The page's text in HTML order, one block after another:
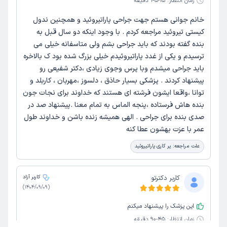
سینوس لیفت
عمل بای پس معده
جراحی پاراتیروئید
جراحی غده پاروتید
خانم جوانی هستم جهت جراحی پاراتیروئید و همچنین ندول
کیستی تیروئید مراجعه کردم . با وجود اینکه دو سال قبل به
بنده گفته بودند که باید جراحی بشم ولی متاسفانه خیلی می
ترسیدم و یکی از غدد پاراتیروئیدم خیلی بزرگ شده بود ک بالاخره
باید جراحی میشدم وبا پرس وجوی زیادی ،دکتر شفیعی رو
پیشنهاد کردند . پزشکی بسیار حاذق ، دلسوز ،مهربان ، کاربلد و
توانا ،واقعا ایشون فرشته ای هستند که خداوند برای نجات جون
بنده هاش فرستاده ،پنجه الماس به تمام معنا .پیشنهاد صد در
صدی بنده برای جراحی . الهی همیشه زنده باشن و خداوند طول
عمر با عزت بهشون عطا کنه
علت مراجعه: پر کاری پاراتیروئید
کاربر دکترتو
کاربر آزاد
(
1404/09/09
)
این پزشک را پیشنهاد میکنم
زمان انتظار: 45-90 دقیقه